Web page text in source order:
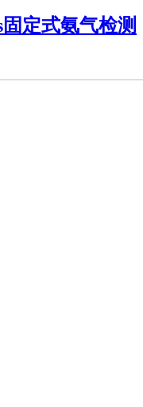
定式氨气检测